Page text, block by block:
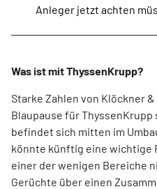
Anleger jetzt achten
Was ist mit ThyssenKrupp?
Starke Zahlen von Klöckner
Blaupause für
befindet sich mitten im
könnte künftig eine wichtige
einer der wenigen Bereiche
Gerüchte über einen